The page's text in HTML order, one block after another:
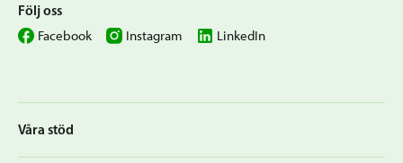
Våra stöd
Följ oss
Facebook Instagram LinkedIn